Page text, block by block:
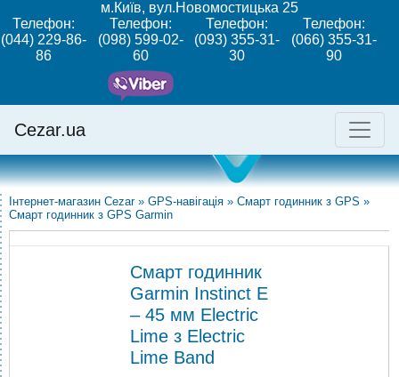
м.Київ, вул.Новомостицька 25
Телефон:
(044) 229-86-
86
Телефон:
(098) 599-02-
60
Телефон:
(093) 355-31-
30
Телефон:
(066) 355-31-
90
Cezar.ua
Інтернет-магазин Cezar » GPS-навігація » Смарт годинник з GPS »
Смарт годинник з GPS Garmin
Смарт годинник
Garmin Instinct E
– 45 мм Electric
Lime з Electric
Lime Band